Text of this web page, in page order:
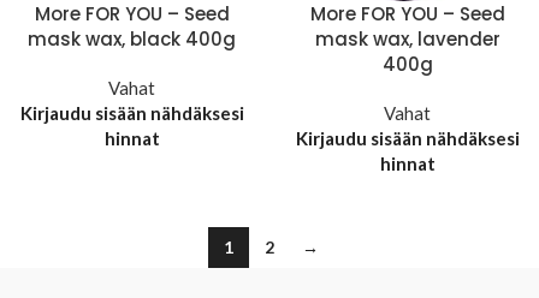
More FOR YOU – Seed
mask wax, black 400g
Vahat
Kirjaudu sisään nähdäksesi
hinnat
More FOR YOU – Seed
mask wax, lavender
400g
Vahat
Kirjaudu sisään nähdäksesi
hinnat
1 2 →